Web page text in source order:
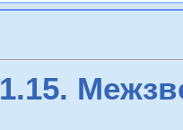
1.15.